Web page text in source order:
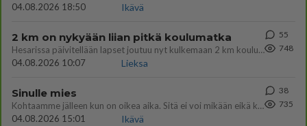
04.08.2026 18:50
Ikävä
2 km on nykyään liian pitkä koulumatka
Hesarissa päivitellään lapset joutuu nyt kulkemaan 2 km kouluun jösses. Ruostefillarilla tuo matka menee vaikka miten äk
04.08.2026 10:07
Lieksa
55
748
Sinulle mies
Kohtaamme jälleen kun on oikea aika. Sitä ei voi mikään eikä kukaan estää <3 <3
04.08.2026 15:01
Ikävä
38
735